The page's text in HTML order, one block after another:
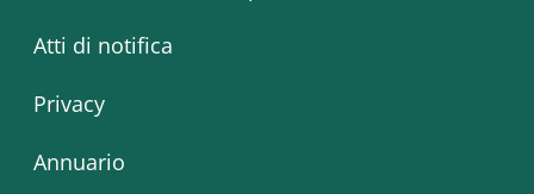
Atti di notifica
Privacy
Annuario